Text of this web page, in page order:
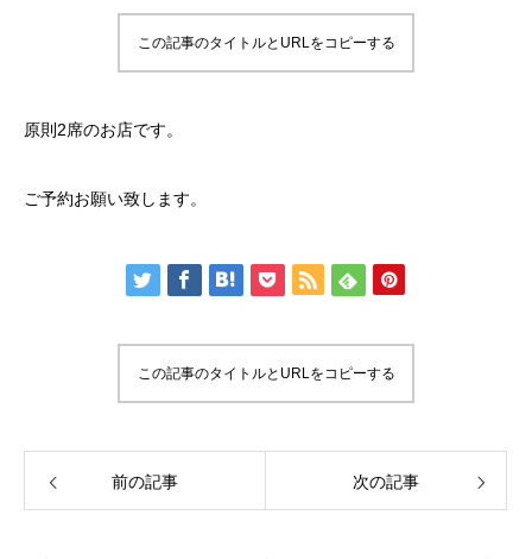
この記事のタイトルとURLをコピーする
原則2席のお店です。
ご予約お願い致します。
この記事のタイトルとURLをコピーする
前の記事 次の記事